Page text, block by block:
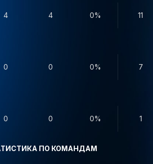
4 4 0% 11
0 0 0% 7
0 0 0% 1
ПО КОМАНДАМ